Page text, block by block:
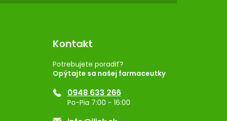
Kontakt
Potrebujete poradiť?
Opýtajte sa našej farmaceutky
0948 633 266
Po-Pia 7:00 - 16:00